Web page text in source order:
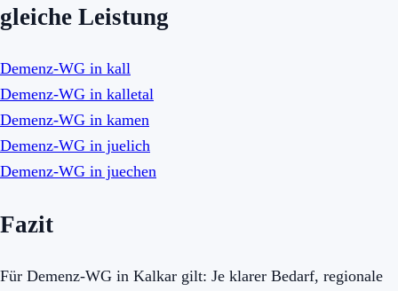
gleiche Leistung
Demenz-WG in kall
Demenz-WG in kalletal
Demenz-WG in kamen
Demenz-WG in juelich
Demenz-WG in juechen
Fazit
Für Demenz-WG in Kalkar gilt: Je klarer Bedarf, regionale